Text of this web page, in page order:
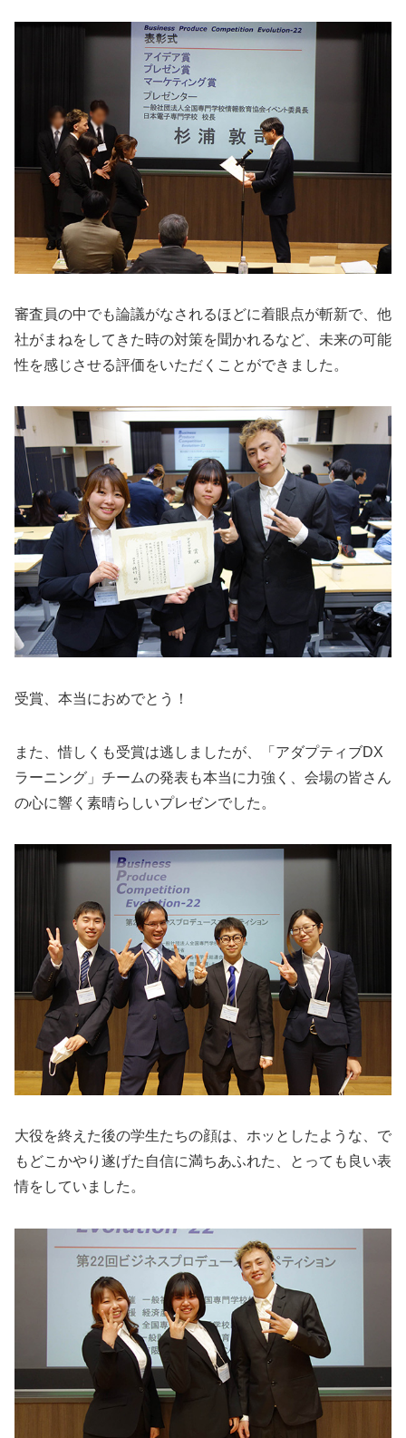
審査員の中でも論議がなされるほどに着眼点が斬新で、他
社がまねをしてきた時の対策を聞かれるなど、未来の可能
性を感じさせる評価をいただくことができました。
受賞、本当におめでとう！
また、惜しくも受賞は逃しましたが、「アダプティブDX
ラーニング」チームの発表も本当に力強く、会場の皆さん
の心に響く素晴らしいプレゼンでした。
大役を終えた後の学生たちの顔は、ホッとしたような、で
もどこかやり遂げた自信に満ちあふれた、とっても良い表
情をしていました。